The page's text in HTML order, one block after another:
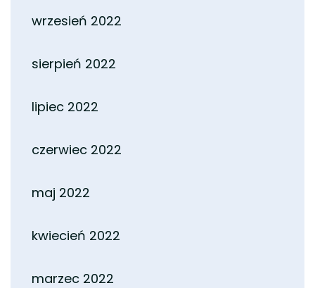
wrzesień 2022
sierpień 2022
lipiec 2022
czerwiec 2022
maj 2022
kwiecień 2022
marzec 2022